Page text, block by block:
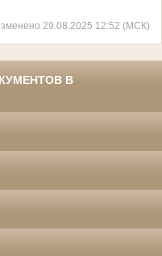
29.08.2025 12:52 (МСК)
В